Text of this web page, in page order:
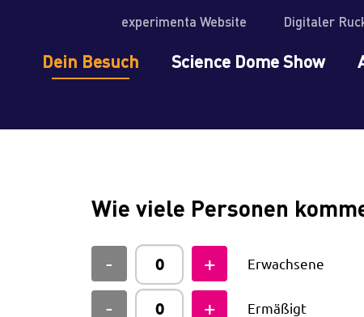
experimenta Website Digitaler
Dein Besuch Science Dome Show
Wie viele Personen
Erwachsene
Ermäßigt